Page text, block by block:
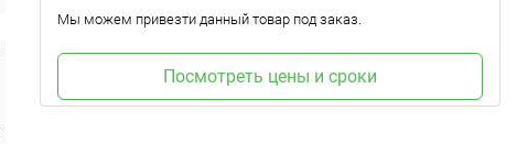
Мы можем привезти данный товар под заказ.
Посмотреть цены и сроки